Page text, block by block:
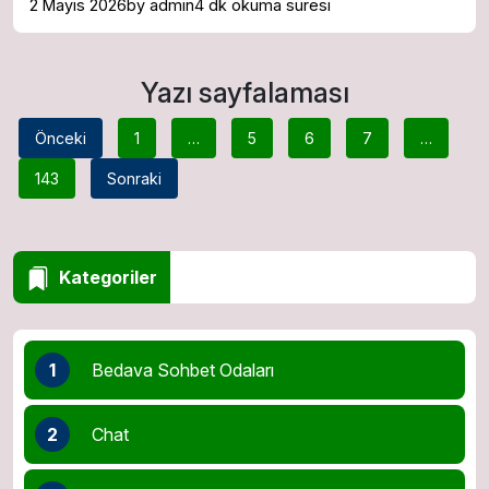
2 Mayıs 2026by admin4 dk okuma süresi
Yazı sayfalaması
Önceki 1 … 5 6 7 …
143 Sonraki
Kategoriler
1 Bedava Sohbet Odaları
2 Chat